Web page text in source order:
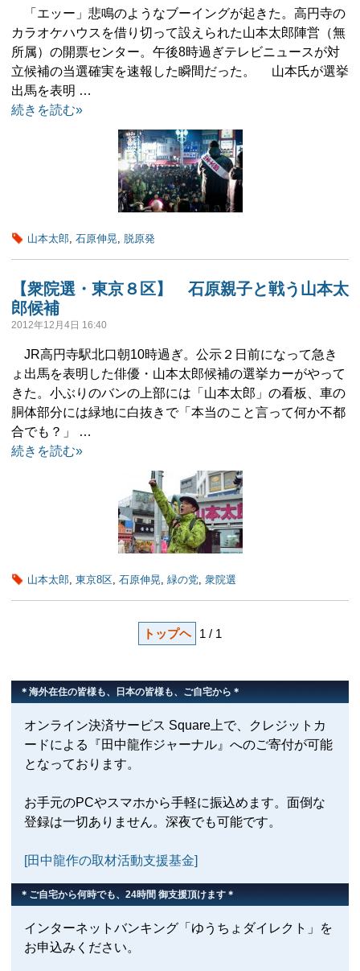
「エッー」悲鳴のようなブーイングが起きた。高円寺の
カラオケハウスを借り切って設えられた山本太郎陣営（無
所属）の開票センター。午後8時過ぎテレビニュースが対
立候補の当選確実を速報した瞬間だった。 山本氏が選挙
出馬を表明 …
続きを読む»
山本太郎, 石原伸晃, 脱原発
【衆院選・東京８区】 石原親子と戦う山本太
郎候補
2012年12月4日 16:40
JR高円寺駅北口朝10時過ぎ。公示２日前になって急き
ょ出馬を表明した俳優・山本太郎候補の選挙カーがやって
きた。小ぶりのバンの上部には「山本太郎」の看板、車の
胴体部分には緑地に白抜きで「本当のこと言って何か不都
合でも？」 …
続きを読む»
山本太郎, 東京8区, 石原伸晃, 緑の党, 衆院選
トップヘ 1 / 1
＊海外在住の皆様も、日本の皆様も、ご自宅から＊
オンライン決済サービス Square上で、クレジットカ
ードによる『田中龍作ジャーナル』へのご寄付が可能
となっております。
お手元のPCやスマホから手軽に振込めます。面倒な
登録は一切ありません。深夜でも可能です。
[田中龍作の取材活動支援基金]
＊ご自宅から何時でも、24時間 御支援頂けます＊
インターネットバンキング「ゆうちょダイレクト」を
お申込みください。